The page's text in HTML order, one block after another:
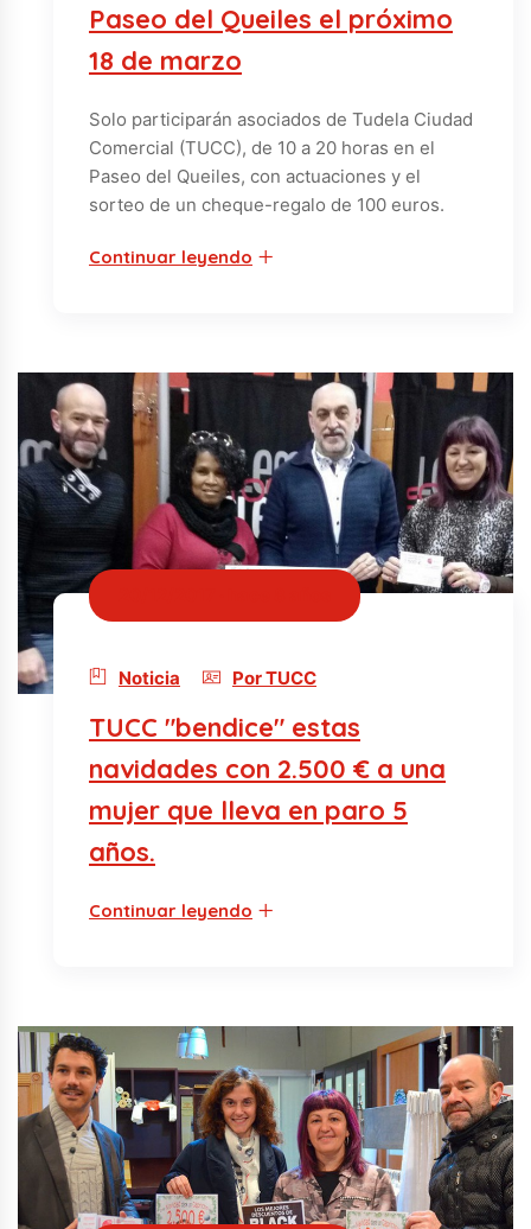
Paseo del Queiles el próximo
18 de marzo
Solo participarán asociados de Tudela Ciudad
Comercial (TUCC), de 10 a 20 horas en el
Paseo del Queiles, con actuaciones y el
sorteo de un cheque-regalo de 100 euros.
Continuar leyendo
Noticia Por TUCC
TUCC "bendice" estas
navidades con 2.500 € a una
mujer que lleva en paro 5
años.
Continuar leyendo